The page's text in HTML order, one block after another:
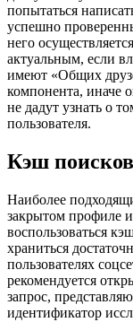
попытаться
успешно
него
актуальным, если
имеют «Общих
компонента, иначе
не дадут узнать о
пользователя.
Кэш
Наиболее
закрытом профиле
воспользоваться
храниться
пользователях
рекомендуется
запрос,
идентификатор